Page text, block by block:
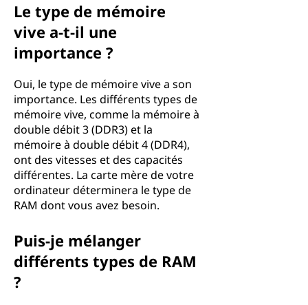
Le type de mémoire
vive a-t-il une
importance ?
Oui, le type de mémoire vive a son
importance. Les différents types de
mémoire vive, comme la mémoire à
double débit 3 (DDR3) et la
mémoire à double débit 4 (DDR4),
ont des vitesses et des capacités
différentes. La carte mère de votre
ordinateur déterminera le type de
RAM dont vous avez besoin.
Puis-je mélanger
différents types de RAM
?